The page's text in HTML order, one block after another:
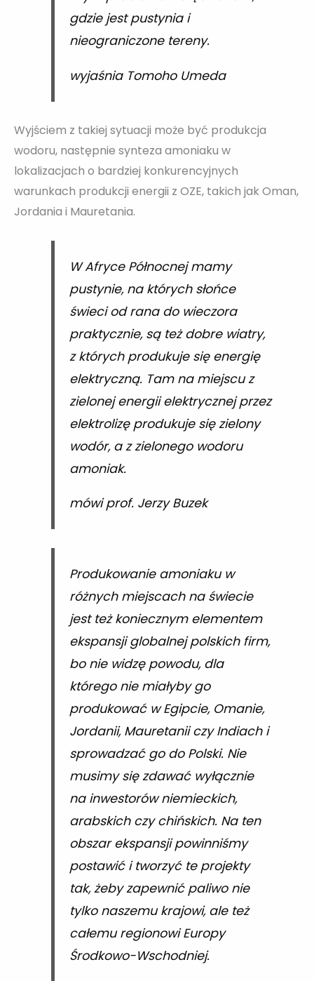
gdzie jest pustynia i
nieograniczone tereny.
wyjaśnia Tomoho Umeda
Wyjściem z takiej sytuacji może być produkcja
wodoru, następnie synteza amoniaku w
lokalizacjach o bardziej konkurencyjnych
warunkach produkcji energii z OZE, takich jak Oman,
Jordania i Mauretania.
W Afryce Północnej mamy
pustynie, na których słońce
świeci od rana do wieczora
praktycznie, są też dobre wiatry,
z których produkuje się energię
elektryczną. Tam na miejscu z
zielonej energii elektrycznej przez
elektrolizę produkuje się zielony
wodór, a z zielonego wodoru
amoniak.
mówi prof. Jerzy Buzek
Produkowanie amoniaku w
różnych miejscach na świecie
jest też koniecznym elementem
ekspansji globalnej polskich firm,
bo nie widzę powodu, dla
którego nie miałyby go
produkować w Egipcie, Omanie,
Jordanii, Mauretanii czy Indiach i
sprowadzać go do Polski. Nie
musimy się zdawać wyłącznie
na inwestorów niemieckich,
arabskich czy chińskich. Na ten
obszar ekspansji powinniśmy
postawić i tworzyć te projekty
tak, żeby zapewnić paliwo nie
tylko naszemu krajowi, ale też
całemu regionowi Europy
Środkowo-Wschodniej.